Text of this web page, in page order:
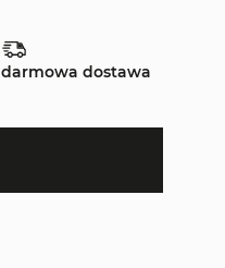
darmowa dostawa